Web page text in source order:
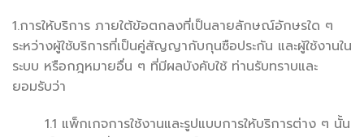
1.การให้บริการ ภายใต้ข้อตกลงที่เป็นลายลักษณ์อักษรใด ๆ
ระหว่างผู้ใช้บริการที่เป็นคู่สัญญากับกุนซือประกัน และผู้ใช้งานใน
ระบบ หรือกฎหมายอื่น ๆ ที่มีผลบังคับใช้ ท่านรับทราบและ
ยอมรับว่า
1.1 แพ็กเกจการใช้งานและรูปแบบการให้บริการต่าง ๆ นั้น